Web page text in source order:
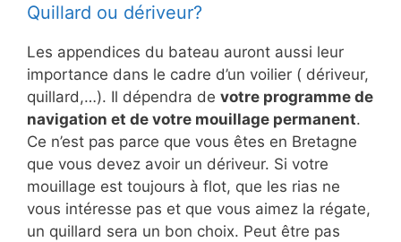
Quillard ou dériveur?
Les appendices du bateau auront aussi leur
importance dans le cadre d’un voilier ( dériveur,
quillard,…). Il dépendra de votre programme de
navigation et de votre mouillage permanent.
Ce n’est pas parce que vous êtes en Bretagne
que vous devez avoir un dériveur. Si votre
mouillage est toujours à flot, que les rias ne
vous intéresse pas et que vous aimez la régate,
un quillard sera un bon choix. Peut être pas